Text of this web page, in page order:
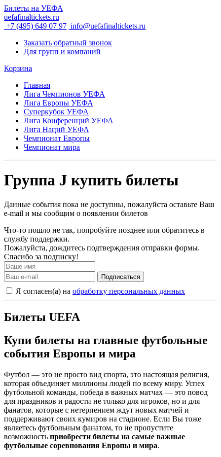
Билеты на УЕФА
uefafinaltickets.ru
+7 (495) 649 07 97 info@uefafinaltickets.ru
Заказать обратный звонок
Для групп и компаний
Корзина
Главная
Лига Чемпионов УЕФА
Лига Европы УЕФА
Суперкубок УЕФА
Лига Конференций УЕФА
Лига Наций УЕФА
Чемпионат Европы
Чемпионат мира
Группа J купить билеты
Данные события пока не доступны, пожалуйста оставьте Ваш
e-mail и мы сообщим о появлении билетов
Что-то пошло не так, попробуйте позднее или обратитесь в
службу поддержки.
Пожалуйста, дождитесь подтверждения отправки формы.
Спасибо за подписку!
Подписаться
Я согласен(а) на обработку персональных данных
Билеты UEFA
Купи билеты на главные футбольные
события Европы и мира
Футбол — это не просто вид спорта, это настоящая религия,
которая объединяет миллионы людей по всему миру. Успех
футбольной команды, победа в важных матчах — это повод
для праздников и радости не только для игроков, но и для
фанатов, которые с нетерпением ждут новых матчей и
поддерживают своих кумиров на стадионе. Если Вы тоже
являетесь футбольным фанатом, то не пропустите
возможность приобрести билеты на самые важные
футбольные соревнования Европы и мира.